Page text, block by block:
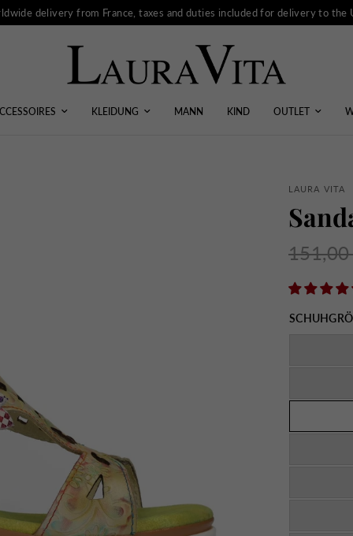
delivery from France, taxes and duties included for delivery to the
KLEIDUNG MANN KIND OUTLET
LAURA VITA